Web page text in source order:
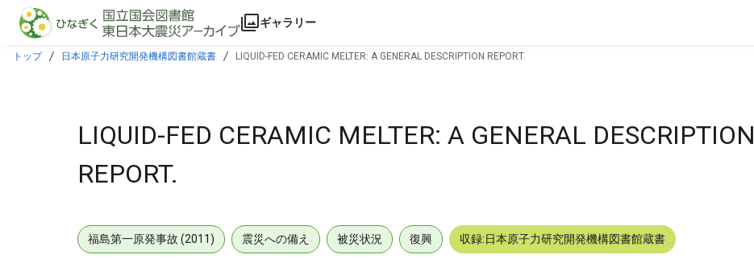
本文に飛ぶ
ギャラリー
トップ 日本原子力研究開発機構図書館蔵書 LIQUID-FED CERAMIC MELTER: A GENERAL DESCRIPTION REPORT.
LIQUID-FED CERAMIC MELTER: A GENERAL DESCRIPTION
REPORT.
福島第一原発事故 (2011) 震災への備え 被災状況 復興 収録:日本原子力研究開発機構図書館蔵書